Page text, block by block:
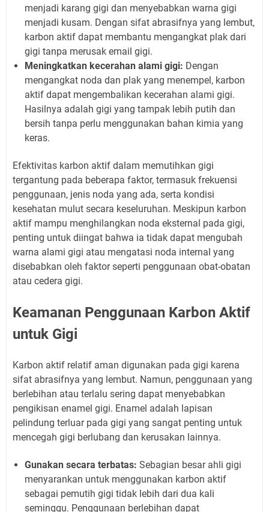
menjadi karang gigi dan menyebabkan warna gigi
menjadi kusam. Dengan sifat abrasifnya yang lembut,
karbon aktif dapat membantu mengangkat plak dari
gigi tanpa merusak email gigi.
Meningkatkan kecerahan alami gigi: Dengan
mengangkat noda dan plak yang menempel, karbon
aktif dapat mengembalikan kecerahan alami gigi.
Hasilnya adalah gigi yang tampak lebih putih dan
bersih tanpa perlu menggunakan bahan kimia yang
keras.
Efektivitas karbon aktif dalam memutihkan gigi
tergantung pada beberapa faktor, termasuk frekuensi
penggunaan, jenis noda yang ada, serta kondisi
kesehatan mulut secara keseluruhan. Meskipun karbon
aktif mampu menghilangkan noda eksternal pada gigi,
penting untuk diingat bahwa ia tidak dapat mengubah
warna alami gigi atau mengatasi noda internal yang
disebabkan oleh faktor seperti penggunaan obat-obatan
atau cedera gigi.
Keamanan Penggunaan Karbon Aktif
untuk Gigi
Karbon aktif relatif aman digunakan pada gigi karena
sifat abrasifnya yang lembut. Namun, penggunaan yang
berlebihan atau terlalu sering dapat menyebabkan
pengikisan enamel gigi. Enamel adalah lapisan
pelindung terluar pada gigi yang sangat penting untuk
mencegah gigi berlubang dan kerusakan lainnya.
Gunakan secara terbatas: Sebagian besar ahli gigi
menyarankan untuk menggunakan karbon aktif
sebagai pemutih gigi tidak lebih dari dua kali
seminggu. Penggunaan berlebihan dapat